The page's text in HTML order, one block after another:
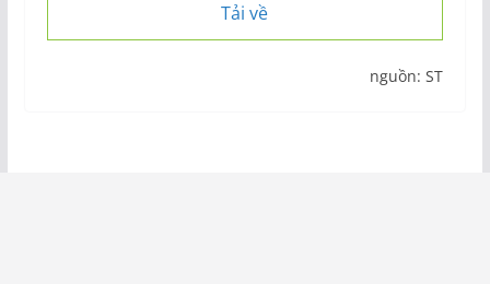
Tải về
nguồn: ST